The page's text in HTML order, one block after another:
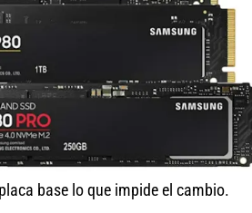
base lo que impide el cambio.